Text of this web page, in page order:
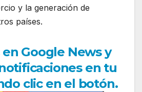
y la generación de
países.
Google News y
en tu
clic en el botón.